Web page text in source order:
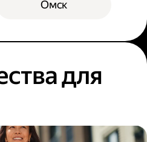
Омск
для